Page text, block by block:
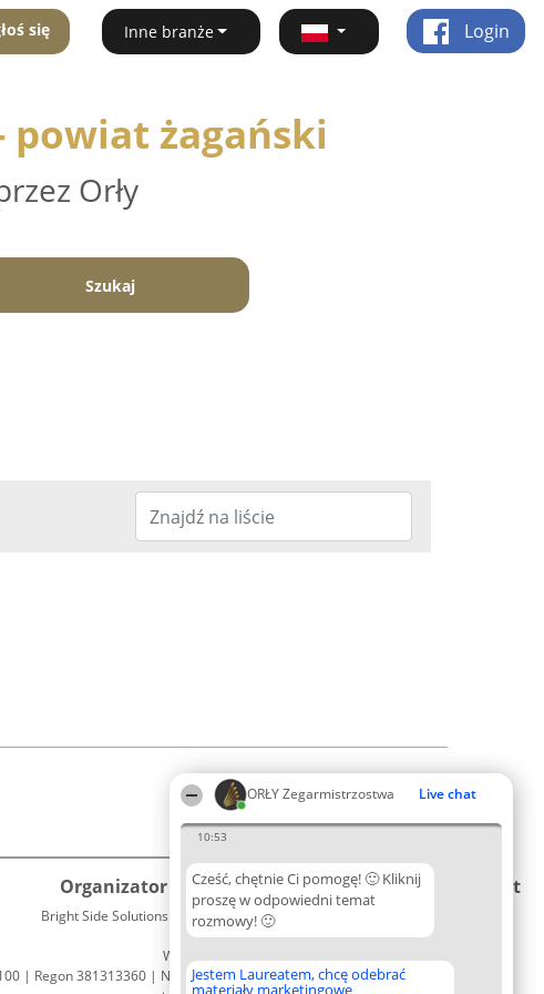
ORŁY Zegarmistrzostwa Live chat
10:53
Cześć, chętnie Ci pomogę! 🙂 Kliknij
proszę w odpowiedni temat
rozmowy! 🙂
Jestem Laureatem, chcę odebrać
materiały marketingowe
się Inne branże Login
powiat żagański
Orły
Szukaj
Organizator plebiscytu
Bright Side Solutions sp. z o. o. sp. k.
ul. Ruska 22
Wrocław 50-079
| Regon 381313360 | NIP 8943132676
Plebiscyt
Lista
Laureatów
Kontakt